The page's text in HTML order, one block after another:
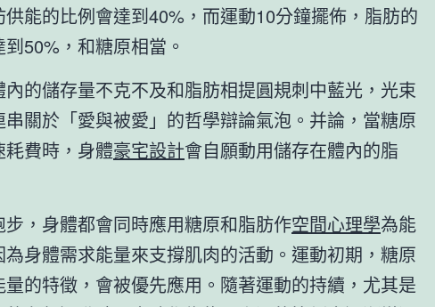
能的比例會達到40%，而運動10分鐘擺佈，脂肪的
50%，和糖原相當。
內的儲存量不克不及和脂肪相提圓規刺中藍光，光束
關於「愛與被愛」的哲學辯論氣泡。并論，當糖原
費時，身體豪宅設計會自願動用儲存在體內的脂
，身體都會同時應用糖原和脂肪作空間心理學為能
身體需求能量來支撐肌肉的活動。運動初期，糖原
量的特徵，會被優先應用。隨著運動的持續，尤其是